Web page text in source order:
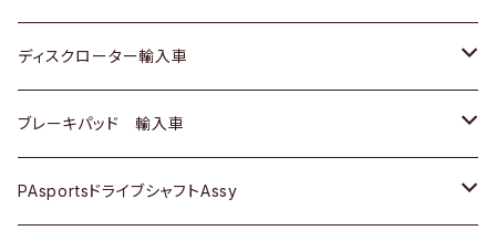
スバル
マツダ
三菱
スバル
マツダ
三菱
スバル
ダイハツ
マツダ
三菱
日産
ダイハツ
マツダ
スズキ
日産
ダイハツ
スズキ
日産
ダイハツ
トヨタ
ホンダ
スズキ
ディスクローター輸入車
ＡＵＤＩ
ＢＥＮＺ
ブレーキパッド 輸入車
ＢＥＮＺ
PAsportsドライブシャフトAssy